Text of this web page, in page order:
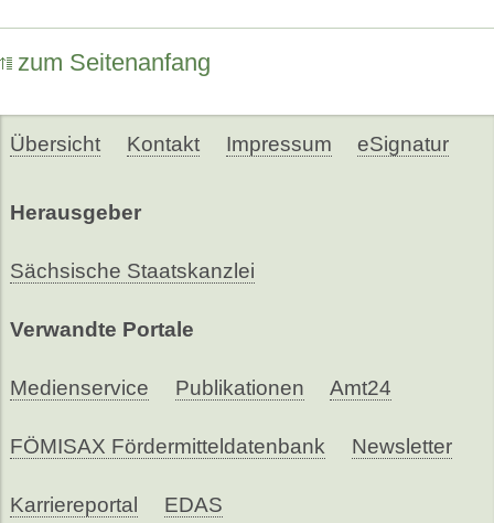
zum Seitenanfang
Übersicht Kontakt Impressum eSignatur
Herausgeber
Sächsische Staatskanzlei
Verwandte Portale
Medienservice Publikationen Amt24
FÖMISAX Fördermitteldatenbank Newsletter
Karriereportal EDAS